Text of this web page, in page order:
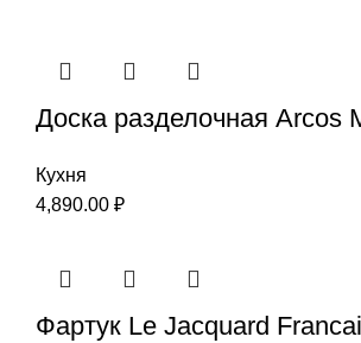
Доска разделочная Arcos
Кухня
4,890.00 ₽
Фартук Le Jacquard